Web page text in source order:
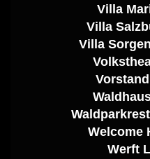
Villa
Villa
Villa
Welcome
Werft